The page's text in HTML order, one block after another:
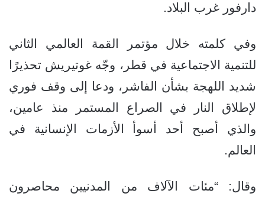
دارفور غرب البلاد.
وفي كلمته خلال مؤتمر القمة العالمي الثاني
للتنمية الاجتماعية في قطر، وجّه غوتيريش تحذيرًا
شديد اللهجة بشأن الفاشر، ودعا إلى وقف فوري
لإطلاق النار في الصراع المستمر منذ عامين،
والذي أصبح أحد أسوأ الأزمات الإنسانية في
العالم.
وقال: “مئات الآلاف من المدنيين محاصرون